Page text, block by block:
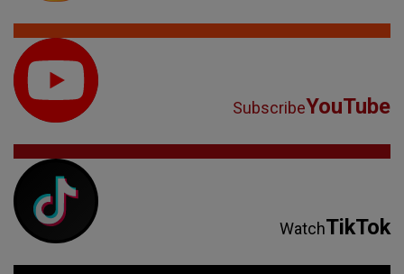
SubscribeYouTube
WatchTikTok